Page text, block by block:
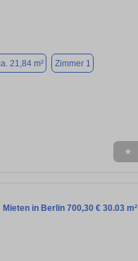
21,84 m² Zimmer 1
★
Mieten in Berlin 700,30 € 30.03 m²